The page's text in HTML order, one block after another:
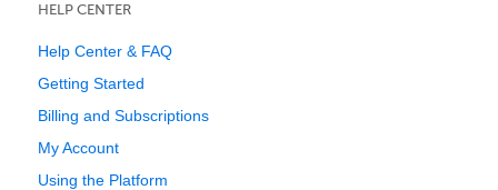
HELP CENTER
Help Center & FAQ
Getting Started
Billing and Subscriptions
My Account
Using the Platform